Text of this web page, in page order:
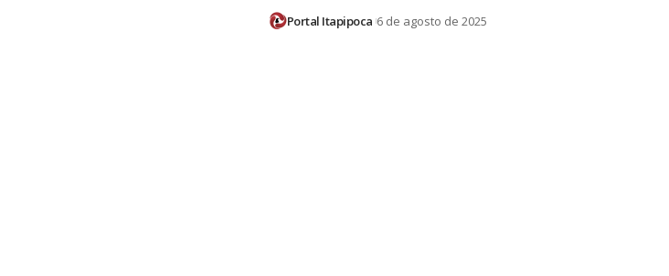
Portal Itapipoca 6 de agosto de 2025